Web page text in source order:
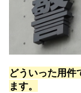
どういった用件
ます。